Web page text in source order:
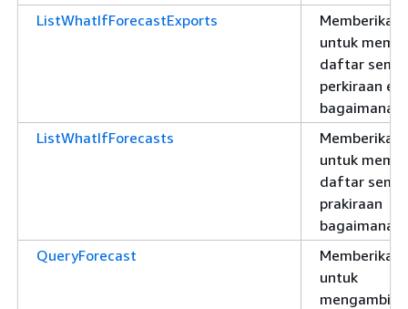
ListWhatIfForecastExports
Memberikan
untuk
daftar
perkiraan
bagaimana-
ListWhatIfForecasts
Memberikan
untuk
daftar
prakiraan
bagaimana-
QueryForecast
Memberikan
untuk
mengambil